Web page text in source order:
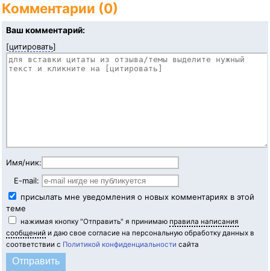
Комментарии (0)
Ваш комментарий:
[цитировать]
Имя/ник:
E-mail:
присылать мне уведомления о новых комментариях в этой
теме
нажимая кнопку "Отправить" я принимаю правила написания
сообщений и даю свое согласие на персональную обработку данных в
соответствии с Политикой конфиденциальности сайта